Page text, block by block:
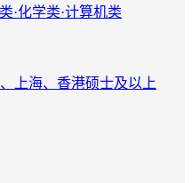
·化学类·计算机类
上海、香港硕士及以上